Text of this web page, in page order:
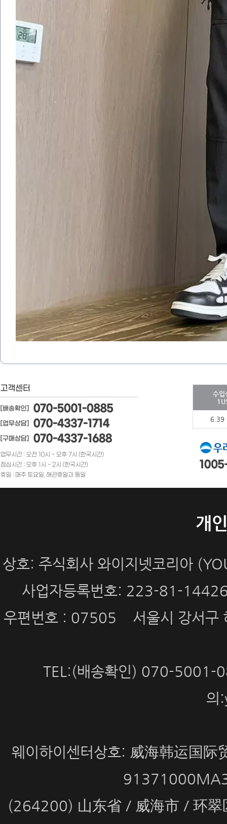
수입
6.39
개
상호: 주식회사 와이지넷코리아
사업자등록번호: 223-81-
우편번호 : 07505 서울시 강서구
TEL:(배송확인) 070-
의
웨이하이센터상호: 威海韩运国
(264200) 山东省 / 威海市 / 环